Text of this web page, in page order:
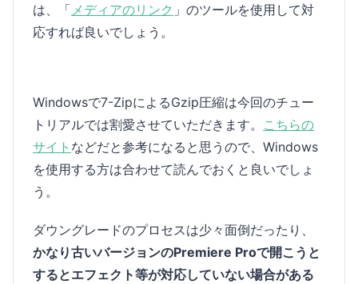
は、「 メディアのリンク 」のツールを使用して対
応すれば良いでしょう。
Windowsで7-ZipによるGzip圧縮は今回のチュー
トリアルでは割愛させていただきます。 こちらの
サイト などだと参考になると思うので、Windows
を使用する方は合わせて読んでおくと良いでしょ
う。
ダウングレードのプロセスは少々面倒だったり、
かなり古いバージョンのPremiere Proで開こうと
するとエフェクト等が対応していない場合がある